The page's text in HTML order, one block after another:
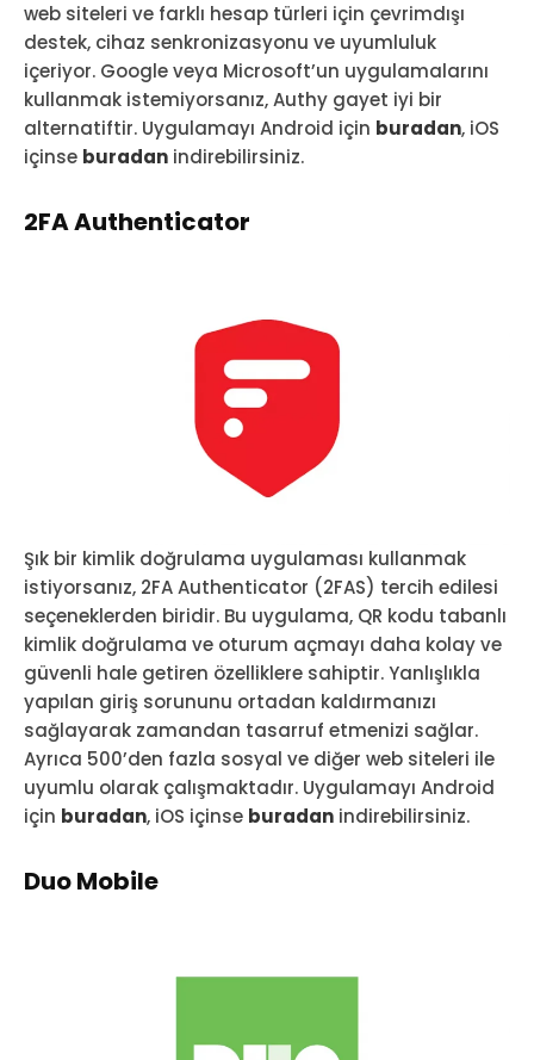
web siteleri ve farklı hesap türleri için çevrimdışı
destek, cihaz senkronizasyonu ve uyumluluk
içeriyor. Google veya Microsoft’un uygulamalarını
kullanmak istemiyorsanız, Authy gayet iyi bir
alternatiftir. Uygulamayı Android için buradan, iOS
içinse buradan indirebilirsiniz.
2FA Authenticator
Şık bir kimlik doğrulama uygulaması kullanmak
istiyorsanız, 2FA Authenticator (2FAS) tercih edilesi
seçeneklerden biridir. Bu uygulama, QR kodu tabanlı
kimlik doğrulama ve oturum açmayı daha kolay ve
güvenli hale getiren özelliklere sahiptir. Yanlışlıkla
yapılan giriş sorununu ortadan kaldırmanızı
sağlayarak zamandan tasarruf etmenizi sağlar.
Ayrıca 500’den fazla sosyal ve diğer web siteleri ile
uyumlu olarak çalışmaktadır. Uygulamayı Android
için buradan, iOS içinse buradan indirebilirsiniz.
Duo Mobile